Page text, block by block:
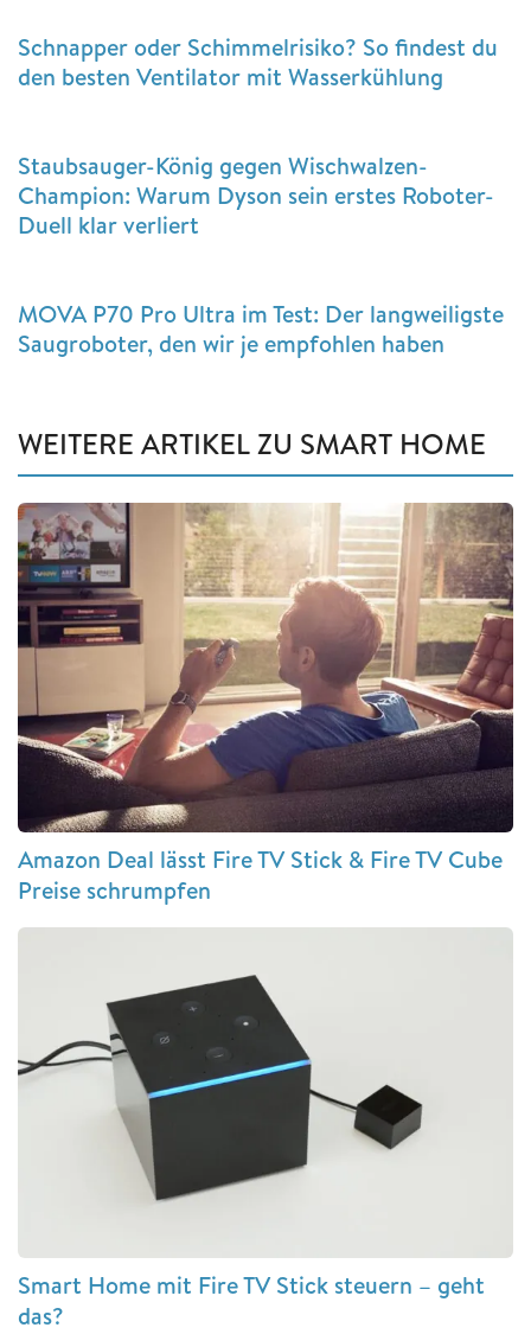
Schnapper oder Schimmelrisiko? So findest du
den besten Ventilator mit Wasserkühlung
Staubsauger-König gegen Wischwalzen-
Champion: Warum Dyson sein erstes Roboter-
Duell klar verliert
MOVA P70 Pro Ultra im Test: Der langweiligste
Saugroboter, den wir je empfohlen haben
WEITERE ARTIKEL ZU SMART HOME
Amazon Deal lässt Fire TV Stick & Fire TV Cube
Preise schrumpfen
Smart Home mit Fire TV Stick steuern – geht
das?